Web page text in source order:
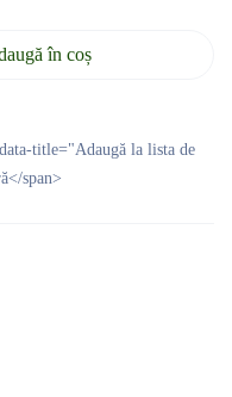
în coș
title="Adaugă la lista de
span>